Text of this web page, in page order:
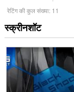
रेटिंग की कुल संख्या: 11
स्क्रीनशॉट